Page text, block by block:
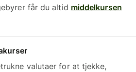
får du altid middelkursen
valutaer for at tjekke,